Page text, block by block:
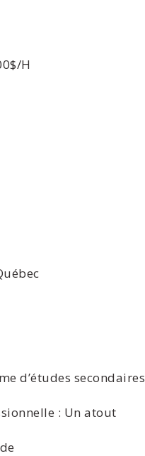
H
secondaires
: Un atout